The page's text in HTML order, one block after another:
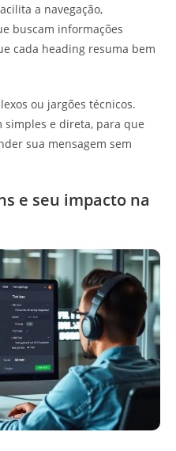
a navegação,
buscam informações
cada heading resuma bem
ou jargões técnicos.
simples e direta, para que
sua mensagem sem
e seu impacto na